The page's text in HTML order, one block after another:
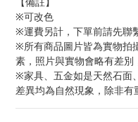
※可改色
※運費另計，下單前請先聯
※所有商品圖片皆為實物拍
素，照片與實物會略有差別
※家具、五金如是天然石面
差異均為自然現象，除非有